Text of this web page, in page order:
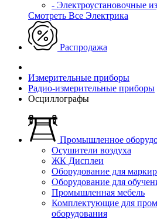
- Электроустановочные
Смотреть Все Электрика
Распродажа
Измерительные приборы
Радио-измерительные приборы
Осциллографы
Промышленное
Осушители воздуха
ЖК Дисплеи
Оборудование для
Оборудование для
Промышленная мебель
Комплектующие для
оборудования